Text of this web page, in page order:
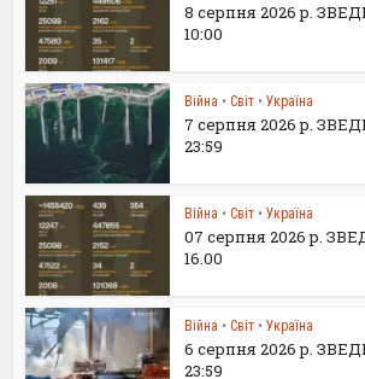
8 серпня 2026 р.
10:00
Війна • Світ • Україна
7 серпня 2026 р.
23:59
Війна • Світ • Україна
07 серпня 2026 р.
16.00
Війна • Світ • Україна
6 серпня 2026 р.
23:59